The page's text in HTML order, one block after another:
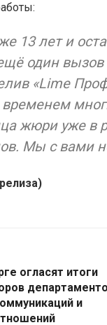
13 лет и
один
«Lime
жюри уже в
Мы с вами
огласят итоги
и